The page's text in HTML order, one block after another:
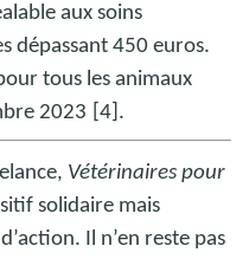
aux soins
dépassant 450 euros.
tous les animaux
2023
[4].
Vétérinaires pour
solidaire mais
Il n’en reste pas